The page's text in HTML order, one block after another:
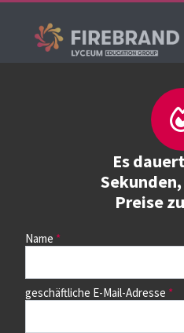
Es
Preise
Name
geschäftliche E-Mail-Adresse
Kurs
Wählen Sie zunächst einen
auswählen.